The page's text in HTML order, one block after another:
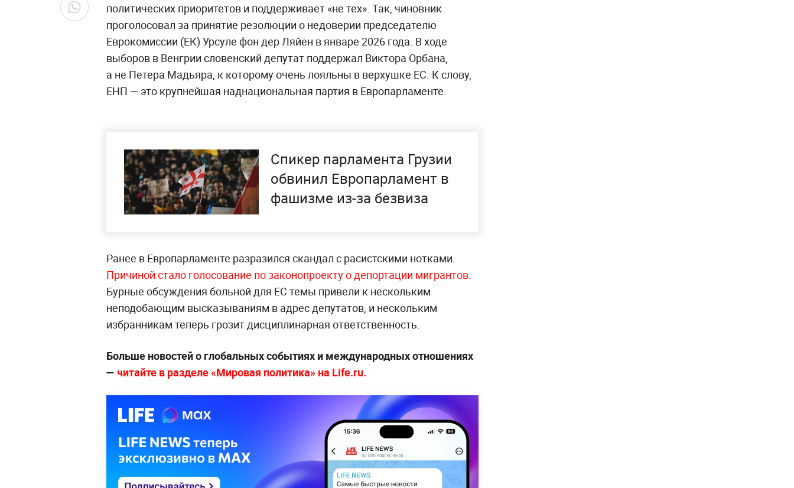
политических приоритетов и поддерживает «не тех». Так, чиновник
проголосовал за принятие резолюции о недоверии председателю
Еврокомиссии (ЕК) Урсуле фон дер Ляйен в январе 2026 года. В ходе
выборов в Венгрии словенский депутат поддержал Виктора Орбана,
а не Петера Мадьяра, к которому очень лояльны в верхушке ЕС. К слову,
ЕНП — это крупнейшая наднациональная партия в Европарламенте.
Спикер парламента Грузии
обвинил Европарламент в
фашизме из-за безвиза
Ранее в Европарламенте разразился скандал с расистскими нотками.
Причиной стало голосование по законопроекту о депортации мигрантов.
Бурные обсуждения больной для ЕС темы привели к нескольким
неподобающим высказываниям в адрес депутатов, и нескольким
избранникам теперь грозит дисциплинарная ответственность.
Больше новостей о глобальных событиях и международных отношениях
— читайте в разделе «Мировая политика» на Life.ru.